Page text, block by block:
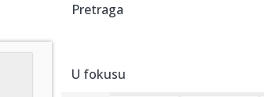
postavili u...
10:47:
Pretraga
U fokusu